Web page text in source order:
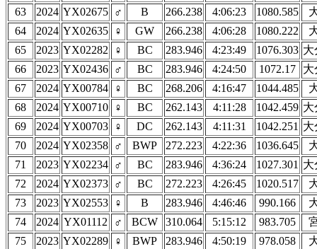
63
2024 YX02675 ♂ B 266.238 4:06:23 1080.585
64
2024 YX02635 ♀ GW 266.238 4:06:28 1080.222
65
2023 YX02282 ♀ BC 283.946 4:23:49 1076.303 大
66
2023 YX02436 ♂ BC 283.946 4:24:50 1072.17
大
67
2024 YX00784 ♀ BC 268.206 4:16:47 1044.485
68
2024 YX00710 ♀ BC 262.143 4:11:28 1042.459 大
69
2024 YX00703 ♀ DC 262.143 4:11:31 1042.251 大
70
2024 YX02358 ♂ BWP 272.223 4:22:36 1036.645
71
2023 YX02234 ♂ BC 283.946 4:36:24 1027.301 大
72
2024 YX02373 ♂ BC 272.223 4:26:45 1020.517
73
2023 YX02553 ♀ B 283.946 4:46:46 990.166
74
2024 YX01112 ♂ BCW 310.064 5:15:12 983.705
75
2023 YX02289 ♀ BWP 283.946 4:50:19 978.058